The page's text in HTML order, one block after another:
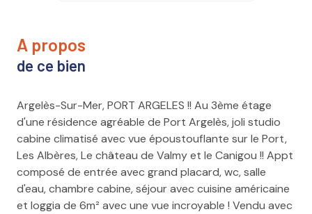
1 parking(s)
exposition Ouest
2 côté(s) mitoyen(s)
3ème étage
a propos
de ce bien
Argelès-Sur-Mer, PORT ARGELES !! Au 3ème étage
d'une résidence agréable de Port Argelès, joli studio
cabine climatisé avec vue époustouflante sur le Port,
Les Albères, Le château de Valmy et le Canigou !! Appt
composé de entrée avec grand placard, wc, salle
d'eau, chambre cabine, séjour avec cuisine américaine
et loggia de 6m² avec une vue incroyable ! Vendu avec